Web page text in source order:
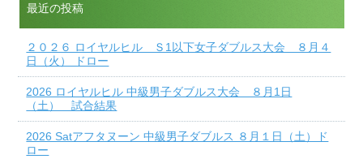
最近の投稿
２０２６ ロイヤルヒル Ｓ1以下女子ダブルス大会 ８月４
日（火） ドロー
2026 ロイヤルヒル 中級男子ダブルス大会 ８月1日
（土） 試合結果
2026 Satアフタヌーン 中級男子ダブルス ８月１日（土）ド
ロー